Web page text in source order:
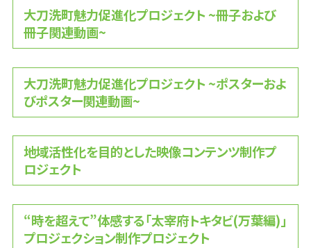
大刀洗町魅力促進化プロジェクト ~冊子および
冊子関連動画~
大刀洗町魅力促進化プロジェクト ~ポスターおよ
びポスター関連動画~
地域活性化を目的とした映像コンテンツ制作プ
ロジェクト
“時を超えて”体感する「太宰府トキタビ(万葉編)」
プロジェクション制作プロジェクト